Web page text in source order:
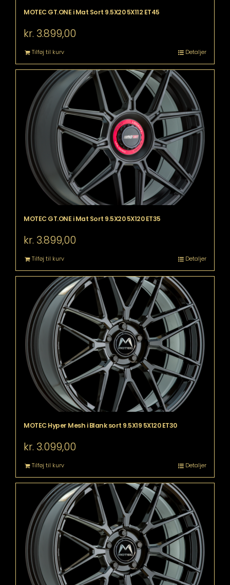
MOTEC GT.ONE i Mat Sort 9.5X20 5X112 ET45
kr. 3.899,00
Tilføj til kurv Detaljer
MOTEC GT.ONE i Mat Sort 9.5X20 5X120 ET35
kr. 3.899,00
Tilføj til kurv Detaljer
MOTEC Hyper Mesh i Blank sort 9.5X19 5X120 ET30
kr. 3.099,00
Tilføj til kurv Detaljer